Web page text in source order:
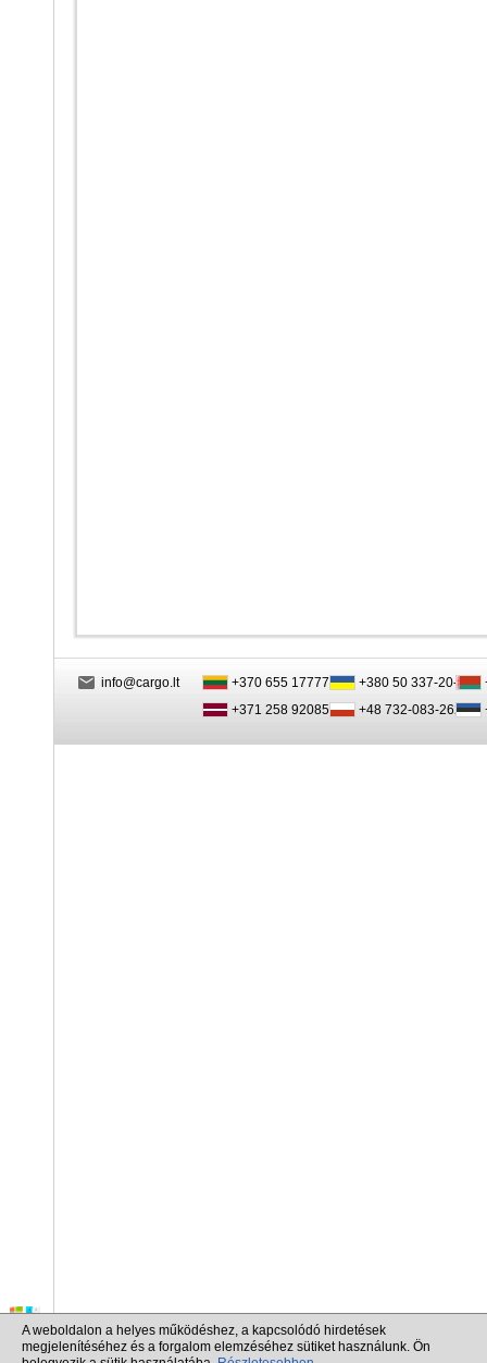
info@cargo.lt
+370 655 17777
+371 258 92085
+380 50 337-20-47
+48 732-083-262
A weboldalon a helyes működéshez, a kapcsolódó hirdetések
megjelenítéséhez és a forgalom elemzéséhez sütiket használunk. Ön